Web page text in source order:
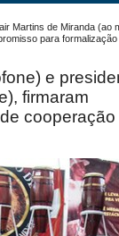
Martins de Miranda (ao
para
e
firmaram
cooperação